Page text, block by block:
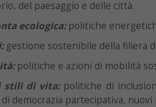
del paesaggio e delle città.
ecologica: politiche
gestione sostenibile della filiera
politiche e azioni di mobilità
stili di vita: politiche di
democrazia partecipativa,